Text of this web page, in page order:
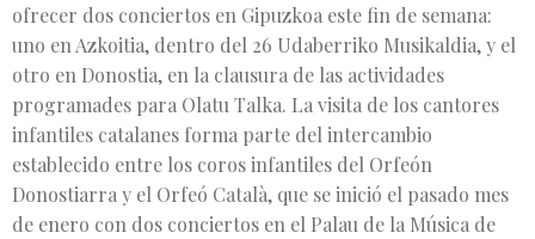
ofrecer dos conciertos en Gipuzkoa este fin de semana:
uno en Azkoitia, dentro del 26 Udaberriko Musikaldia, y el
otro en Donostia, en la clausura de las actividades
programades para Olatu Talka. La visita de los cantores
infantiles catalanes forma parte del intercambio
establecido entre los coros infantiles del Orfeón
Donostiarra y el Orfeó Català, que se inició el pasado mes
de enero con dos conciertos en el Palau de la Música de